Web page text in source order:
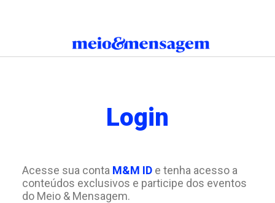
Login
Acesse sua conta M&M IDe tenha acesso a
conteúdos exclusivos e participe dos eventos
do Meio & Mensagem.